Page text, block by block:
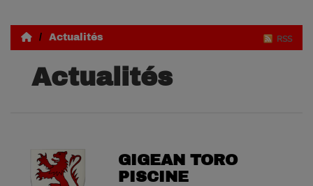
Actualités
Actualités
RSS
GIGEAN TORO
PISCINE